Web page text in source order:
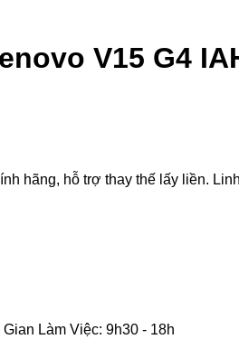
V15 G4
hãng, hỗ trợ thay thế lấy liền.
Làm Việc: 9h30 - 18h